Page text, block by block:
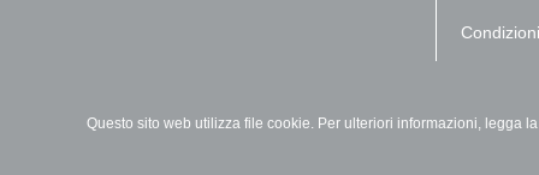
Questo sito web utilizza file cookie. Per ulteriori informazioni, legga